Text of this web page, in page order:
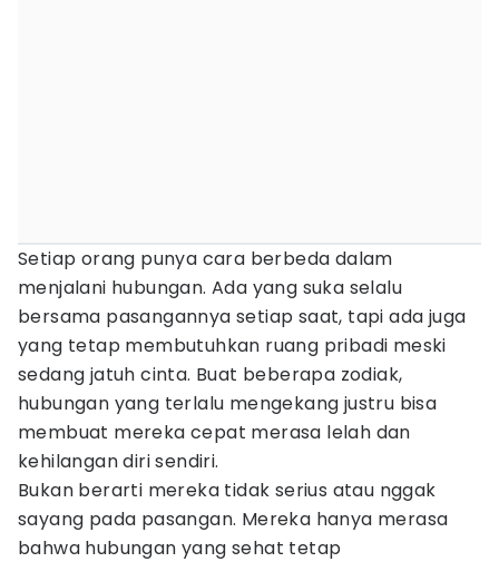
Setiap orang punya cara berbeda dalam
menjalani hubungan. Ada yang suka selalu
bersama pasangannya setiap saat, tapi ada juga
yang tetap membutuhkan ruang pribadi meski
sedang jatuh cinta. Buat beberapa zodiak,
hubungan yang terlalu mengekang justru bisa
membuat mereka cepat merasa lelah dan
kehilangan diri sendiri.
Bukan berarti mereka tidak serius atau nggak
sayang pada pasangan. Mereka hanya merasa
bahwa hubungan yang sehat tetap